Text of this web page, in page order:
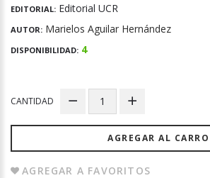
EDITORIAL: Editorial UCR
AUTOR: Marielos Aguilar Hernández
DISPONIBILIDAD: 4
CANTIDAD
AGREGAR AL CARRO
AGREGAR A FAVORITOS